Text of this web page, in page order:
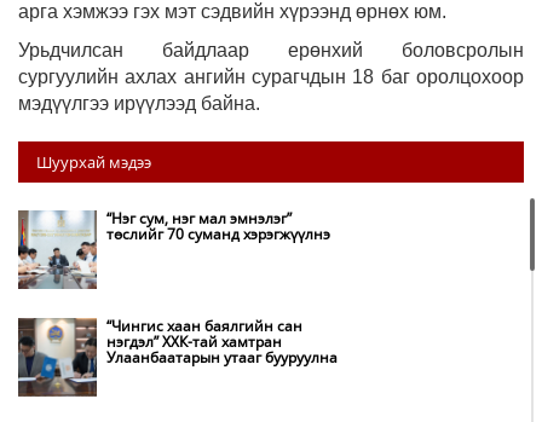
арга хэмжээ гэх мэт сэдвийн хүрээнд өрнөх юм.
Урьдчилсан байдлаар ерөнхий боловсролын
сургуулийн ахлах ангийн сурагчдын 18 баг оролцохоор
мэдүүлгээ ирүүлээд байна.
Шуурхай мэдээ
“Нэг сум, нэг мал эмнэлэг”
төслийг 70 суманд хэрэгжүүлнэ
“Чингис хаан баялгийн сан
нэгдэл” ХХК-тай хамтран
Улаанбаатарын утааг бууруулна